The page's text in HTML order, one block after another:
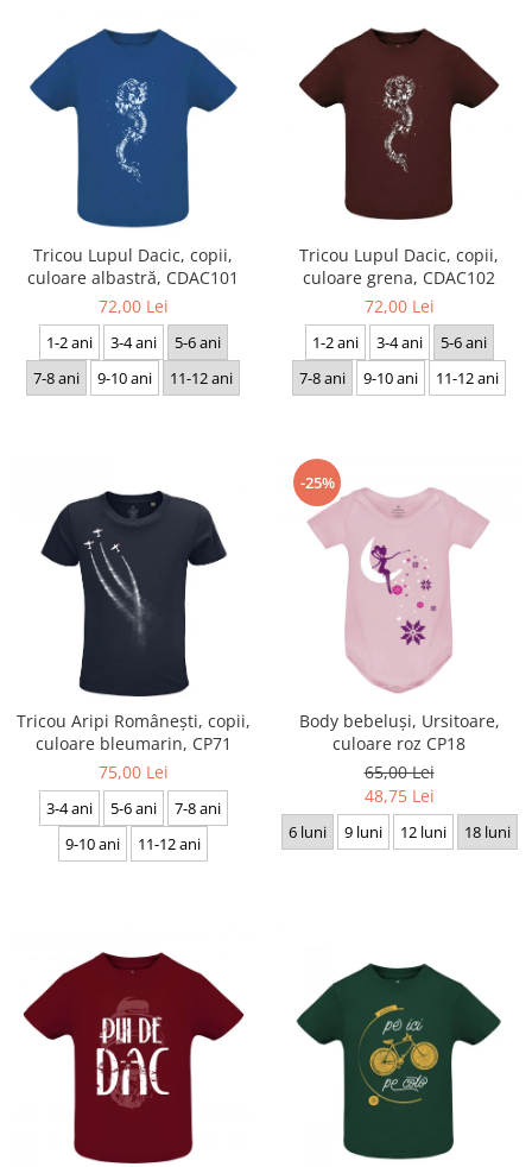
Tricou Lupul Dacic, copii,
culoare albastră, CDAC101
72,00 Lei
1-2 ani 3-4 ani
5-6 ani
7-8 ani
9-10 ani 11-12 ani
Tricou Lupul Dacic, copii,
culoare grena, CDAC102
72,00 Lei
1-2 ani 3-4 ani
5-6 ani
7-8 ani
9-10 ani 11-12 ani
Tricou Aripi Românești, copii,
culoare bleumarin, CP71
75,00 Lei
3-4 ani 5-6 ani
7-8 ani
9-10 ani
11-12 ani
-25%
Body bebeluși, Ursitoare,
culoare roz CP18
65,00 Lei
48,75 Lei
6 luni 9 luni 12 luni 18 luni